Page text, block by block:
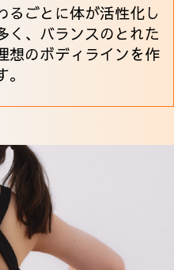
るごとに体が活性化し
く、バランスのとれた
想のボディラインを作